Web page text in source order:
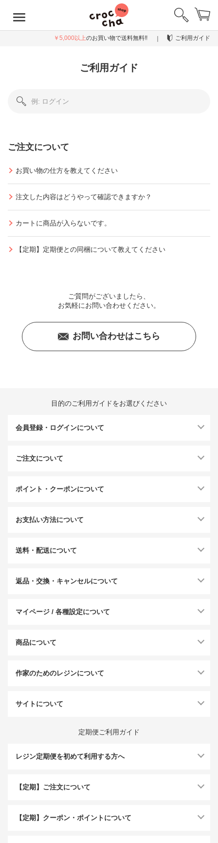
￥5,000以上のお買い物で送料無料!! ご利用ガイド
ご利用ガイド
目的のご利用ガイドをお選びください
会員登録・ログインについて
ご注文について
ポイント・クーポンについて
お支払い方法について
送料・配送について
返品・交換・キャンセルについて
マイページ / 各種設定について
商品について
作家のためのレジンについて
サイトについて
定期便ご利用ガイド
レジン定期便を初めて利用する方へ
【定期】ご注文について
【定期】クーポン・ポイントについて
ご注文について
お買い物の仕方を教えてください
注文した内容はどうやって確認できますか？
カートに商品が入らないです。
【定期】定期便との同梱について教えてください
ご質問がございましたら、
お気軽にお問い合わせください。
お問い合わせはこちら